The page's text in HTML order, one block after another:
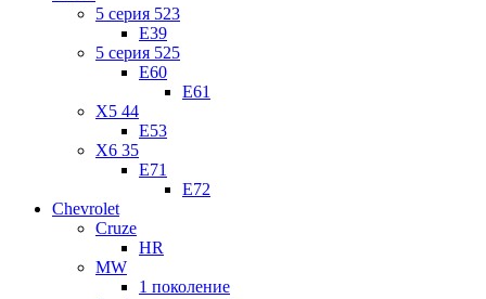
5 серия 523
E39
5 серия 525
E60
E61
X5 44
E53
X6 35
E71
E72
Chevrolet
Cruze
HR
MW
1 поколение